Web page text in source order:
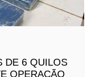
DE 6 QUILOS
OPERAÇÃO